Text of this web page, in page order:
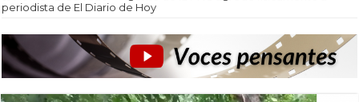
periodista de El Diario de Hoy